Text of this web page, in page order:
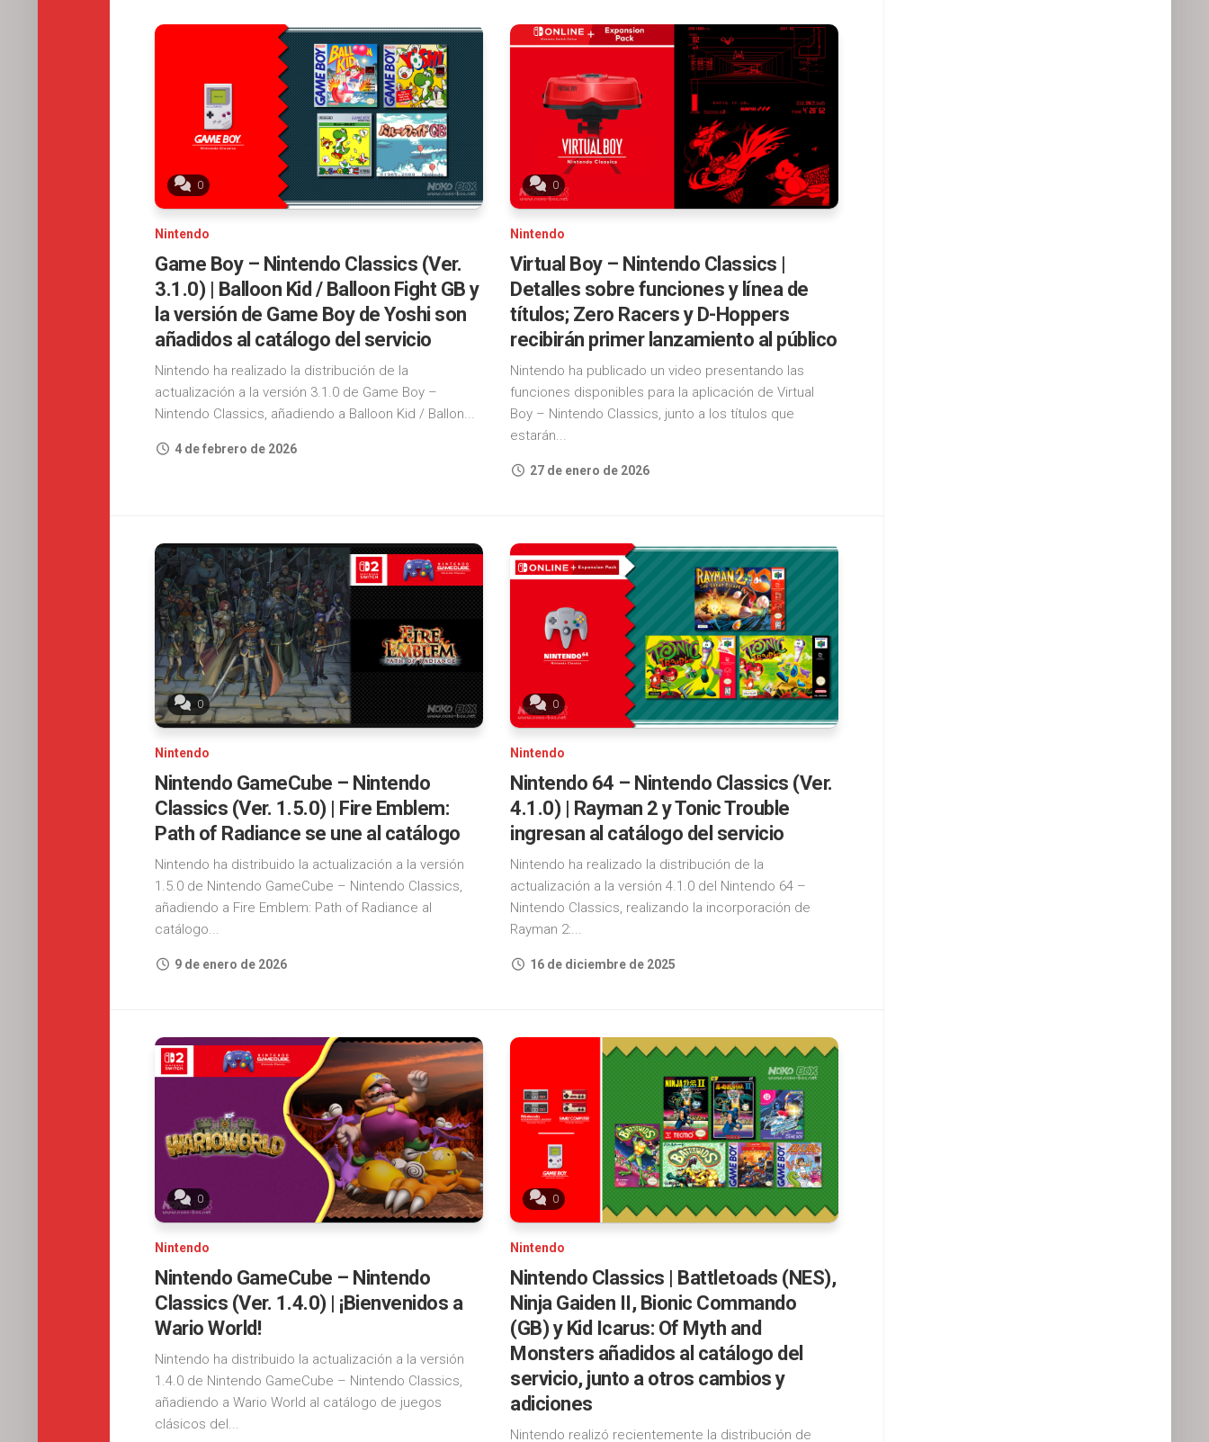
0
Nintendo
Game Boy – Nintendo Classics (Ver.
3.1.0) | Balloon Kid / Balloon Fight GB y
la versión de Game Boy de Yoshi son
añadidos al catálogo del servicio
Nintendo ha realizado la distribución de la
actualización a la versión 3.1.0 de Game Boy –
Nintendo Classics, añadiendo a Balloon Kid / Ballon...
4 de febrero de 2026
0
Nintendo
Virtual Boy – Nintendo Classics |
Detalles sobre funciones y línea de
títulos; Zero Racers y D-Hoppers
recibirán primer lanzamiento al público
Nintendo ha publicado un video presentando las
funciones disponibles para la aplicación de Virtual
Boy – Nintendo Classics, junto a los títulos que
estarán...
27 de enero de 2026
0
Nintendo
Nintendo GameCube – Nintendo
Classics (Ver. 1.5.0) | Fire Emblem:
Path of Radiance se une al catálogo
Nintendo ha distribuido la actualización a la versión
1.5.0 de Nintendo GameCube – Nintendo Classics,
añadiendo a Fire Emblem: Path of Radiance al
catálogo...
9 de enero de 2026
0
Nintendo
Nintendo 64 – Nintendo Classics (Ver.
4.1.0) | Rayman 2 y Tonic Trouble
ingresan al catálogo del servicio
Nintendo ha realizado la distribución de la
actualización a la versión 4.1.0 del Nintendo 64 –
Nintendo Classics, realizando la incorporación de
Rayman 2:...
16 de diciembre de 2025
0
Nintendo
Nintendo GameCube – Nintendo
Classics (Ver. 1.4.0) | ¡Bienvenidos a
Wario World!
Nintendo ha distribuido la actualización a la versión
1.4.0 de Nintendo GameCube – Nintendo Classics,
añadiendo a Wario World al catálogo de juegos
clásicos del...
0
Nintendo
Nintendo Classics | Battletoads (NES),
Ninja Gaiden II, Bionic Commando
(GB) y Kid Icarus: Of Myth and
Monsters añadidos al catálogo del
servicio, junto a otros cambios y
adiciones
Nintendo realizó recientemente la distribución de